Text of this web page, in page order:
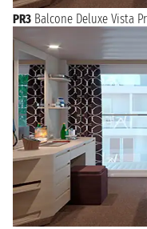
PR3 Balcone Deluxe Vista